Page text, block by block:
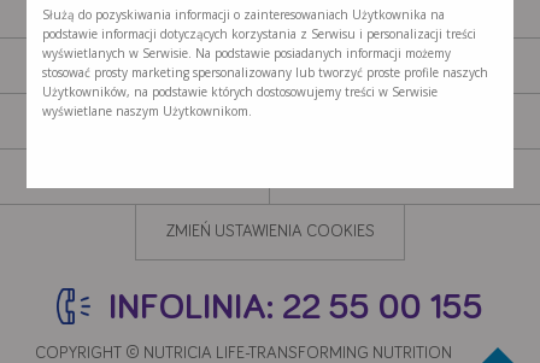
AKTUALNOŚCI PRODUKTY
GDZIE KUPIĆ NASZA MISJA
KONTAKT
ZMIEŃ USTAWIENIA COOKIES
COPYRIGHT © NUTRICIA LIFE-TRANSFORMING NUTRITION 2020 -
INFOLINIA: 22 55 00 155
Służą do pozyskiwania informacji o zainteresowaniach Użytkownika na
podstawie informacji dotyczących korzystania z Serwisu i personalizacji treści
wyświetlanych w Serwisie. Na podstawie posiadanych informacji możemy
stosować prosty marketing spersonalizowany lub tworzyć proste profile naszych
Użytkowników, na podstawie których dostosowujemy treści w Serwisie
wyświetlane naszym Użytkownikom.
Cookies retargetingowe innych podmiotów (third party
cookies) lub inne narzędzia trackujące
Zgadzam się na cookies wszystkich partnerów wymienionych poniżej.
Poniżej możesz też wyrazić zgodę tylko na wybrane podmioty.Mogą